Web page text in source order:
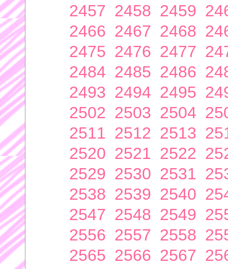
2457 2458 2459
2466 2467 2468
2475 2476 2477
2484 2485 2486
2493 2494 2495
2502 2503 2504
2511 2512 2513
2520 2521 2522
2529 2530 2531
2538 2539 2540
2547 2548 2549
2556 2557 2558
2565 2566 2567